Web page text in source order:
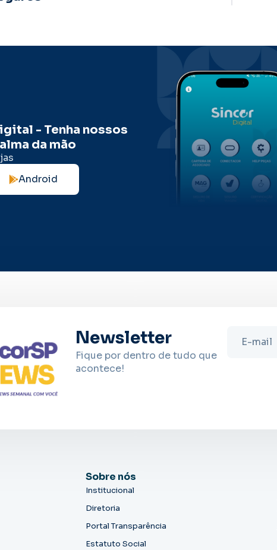
- Tenha nossos
da mão
Android
Newsletter
Fique por dentro de tudo que
acontece!
Sobre nós
Institucional
Diretoria
Portal Transparência
Estatuto Social